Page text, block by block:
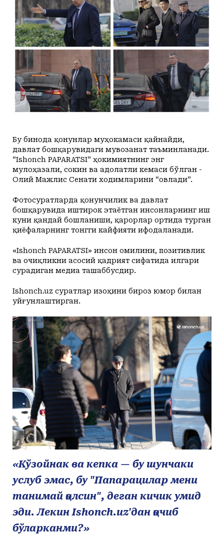
Маданият ва маърифат
КУТУБХОНА
Адабиёт
Илмий ишлар
Мақолалар
Касаба фаоллари учун қўлланмалар
БОШҚАЛАР
Суратлар сўзлаганда...
Колумнистлар
АРХИВ
Toshkent
Shahar
+31 c
Hozir
+31 C
12:00
+33C
13:00
+34C +35C
15:00
+35 C
16:00
+35C
Кириш
Juma, 07 +31 +20
Shanba, 08 +33 +20
Yakshanba, 09 +34 +20
Dushanba, 10 +36 +20
Seshanba, 11 +35 +20
Chorshanba, 12 +36 +20
Payshanba, 13 +36 +20
Juma, 14 +37 +20
Бу бинода қонунлар муҳокамаси қайнайди,
давлат бошқарувидаги мувозанат таъминланади.
“Ishonch PAPARATSI” ҳокимиятнинг энг
мулоҳазали, сокин ва адолатли кемаси бўлган -
Олий Мажлис Сенати ходимларини “овлади”.
Фотосуратларда қонунчилик ва давлат
бошқарувида иштирок этаётган инсонларнинг иш
куни қандай бошланиши, қарорлар ортида турган
қиёфаларнинг тонгги кайфияти ифодаланади.
«Ishonch PAPARATSI» инсон омилини, позитивлик
ва очиқликни асосий қадрият сифатида илгари
сурадиган медиа ташаббусдир.
Ishonch.uz суратлар изоҳини бироз юмор билан
уйғунлаштирган.
«Кўзойнак ва кепка — бу шунчаки
услуб эмас, бу "Папарацилар мени
танимай қолсин", деган кичик умид
эди. Лекин Ishonch.uz'дан қочиб
бўларканми?»